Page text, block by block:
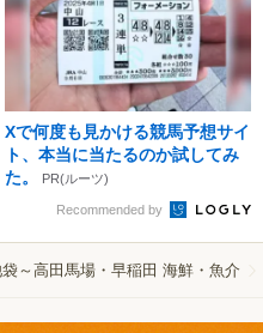
Xで何度も見かける競馬予想サイ
ト、本当に当たるのか試してみ
た。
PR(ルーツ)
Recommended by
～高田馬場・早稲田 海鮮・魚介